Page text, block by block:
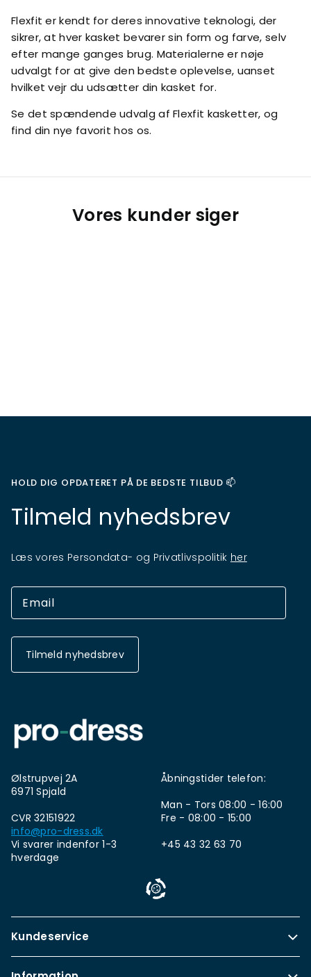
Flexfit er kendt for deres innovative teknologi, der
sikrer, at hver kasket bevarer sin form og farve, selv
efter mange ganges brug. Materialerne er nøje
udvalgt for at give den bedste oplevelse, uanset
hvilket vejr du udsætter din kasket for.
Se det spændende udvalg af Flexfit kasketter, og
find din nye favorit hos os.
Vores kunder siger
HOLD DIG OPDATERET PÅ DE BEDSTE TILBUD 📫
Tilmeld nyhedsbrev
Læs vores Persondata- og Privatlivspolitik her
Tilmeld nyhedsbrev
Ølstrupvej 2A
6971 Spjald
CVR 32151922
info@pro-dress.dk
Vi svarer indenfor 1-3
hverdage
Åbningstider telefon:
Man - Tors 08:00 - 16:00
Fre - 08:00 - 15:00
+45 43 32 63 70
Kundeservice